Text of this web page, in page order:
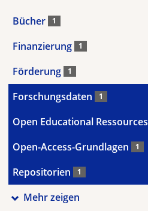
Bücher 1
Finanzierung 1
Förderung 1
Forschungsdaten 1
Open Educational Ressources
Open-Access-Grundlagen 1
Repositorien 1
Mehr zeigen